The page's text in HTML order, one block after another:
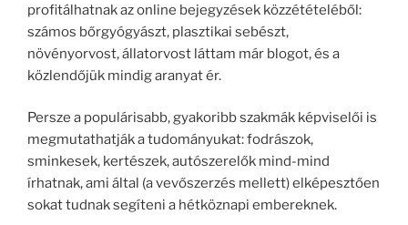
profitálhatnak az online bejegyzések közzétételéből:
számos bőrgyógyászt, plasztikai sebészt,
növényorvost, állatorvost láttam már blogot, és a
közlendőjük mindig aranyat ér.
Persze a populárisabb, gyakoribb szakmák képviselői is
megmutathatják a tudományukat: fodrászok,
sminkesek, kertészek, autószerelők mind-mind
írhatnak, ami által (a vevőszerzés mellett) elképesztően
sokat tudnak segíteni a hétköznapi embereknek.